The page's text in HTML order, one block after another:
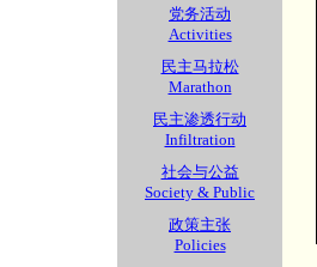
党务活动
Activities
民主马拉松
Marathon
民主渗透行动
Infiltration
社会与公益
Society & Public
政策主张
Policies